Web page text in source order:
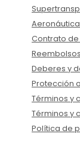
Contrato
Deberes y
Protección
Términos y
Términos y
Política de